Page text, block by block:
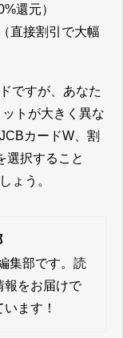
還元）
直接割引で大幅
ですが、あなた
トが大きく異な
カードW、割
選択すること
ょう。
集部です。読
報をお届けで
ます！